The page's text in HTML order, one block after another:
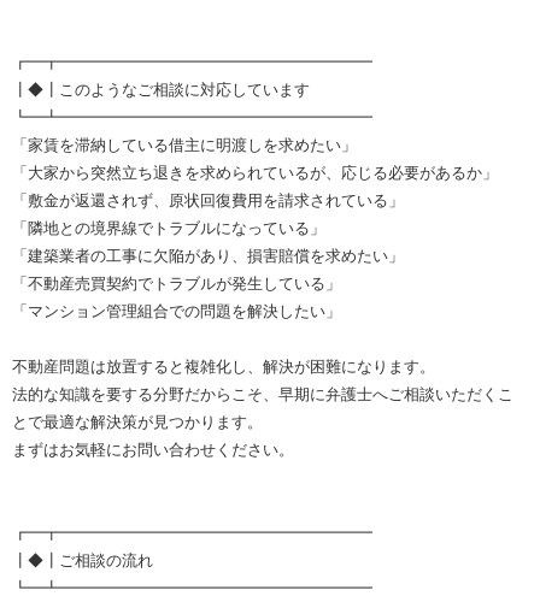
┏━┳━━━━━━━━━━━━━━━━━━━━
┃◆┃このようなご相談に対応しています
┗━┻━━━━━━━━━━━━━━━━━━━━
「家賃を滞納している借主に明渡しを求めたい」
「大家から突然立ち退きを求められているが、応じる必要があるか」
「敷金が返還されず、原状回復費用を請求されている」
「隣地との境界線でトラブルになっている」
「建築業者の工事に欠陥があり、損害賠償を求めたい」
「不動産売買契約でトラブルが発生している」
「マンション管理組合での問題を解決したい」
不動産問題は放置すると複雑化し、解決が困難になります。
法的な知識を要する分野だからこそ、早期に弁護士へご相談いただくこ
とで最適な解決策が見つかります。
まずはお気軽にお問い合わせください。
┏━┳━━━━━━━━━━━━━━━━━━━━
┃◆┃ご相談の流れ
┗━┻━━━━━━━━━━━━━━━━━━━━